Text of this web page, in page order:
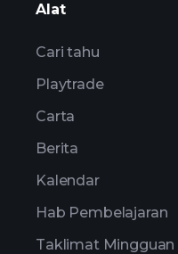
Alat
Cari tahu
Playtrade
Carta
Berita
Kalendar
Hab Pembelajaran
Taklimat Mingguan